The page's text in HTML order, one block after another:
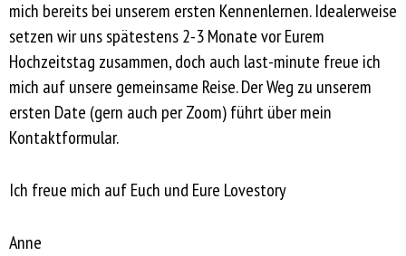
mich bereits bei unserem ersten Kennenlernen. Idealerweise
setzen wir uns spätestens 2-3 Monate vor Eurem
Hochzeitstag zusammen, doch auch last-minute freue ich
mich auf unsere gemeinsame Reise. Der Weg zu unserem
ersten Date (gern auch per Zoom) führt über mein
Kontaktformular.
Ich freue mich auf Euch und Eure Lovestory
Anne